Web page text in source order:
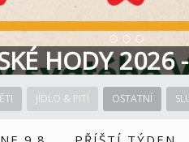
HODY
JÍDLO & PITÍ OSTATNÍ